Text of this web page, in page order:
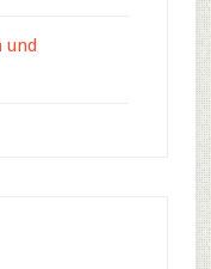
und